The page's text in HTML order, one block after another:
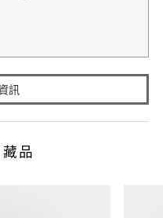
訊
品